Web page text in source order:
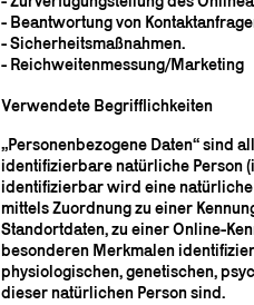
- Beantwortung von
- Sicherheitsmaßnahmen.
- Reichweitenmessung/Marketing
Verwendete Begrifflichkeiten
„Personenbezogene Daten“ sind
identifizierbare natürliche Person
identifizierbar wird eine
mittels Zuordnung zu einer
Standortdaten, zu einer Online-
besonderen Merkmalen
physiologischen, genetischen,
dieser natürlichen Person sind.